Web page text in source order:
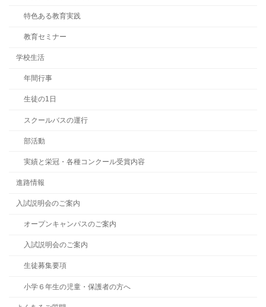
特色ある教育実践
教育セミナー
学校生活
年間行事
生徒の1日
スクールバスの運行
部活動
実績と栄冠・各種コンクール受賞内容
進路情報
入試説明会のご案内
オープンキャンパスのご案内
入試説明会のご案内
生徒募集要項
小学６年生の児童・保護者の方へ